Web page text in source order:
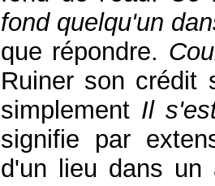
fond quelqu'un
que répondre.
Ruiner son crédit
simplement Il
signifie par
d'un lieu dans